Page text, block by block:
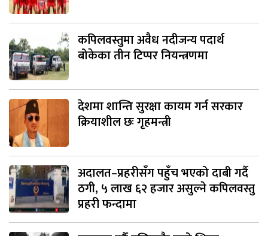
कपिलवस्तुमा अवैध नदीजन्य पदार्थ
बोकेका तीन टिप्पर नियन्त्रणमा
देशमा शान्ति सुरक्षा कायम गर्न सरकार
क्रियाशील छः गृहमन्त्री
अदालत–प्रहरीसँग पहुँच भएको दाबी गर्दै
ठगी, ५ लाख ६२ हजार असुल्ने कपिलवस्तु
प्रहरी फन्दामा